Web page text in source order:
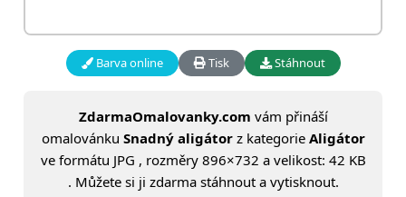
Barva online Tisk Stáhnout
ZdarmaOmalovanky.com vám přináší
omalovánku Snadný aligátorz kategorie Aligátor
ve formátu JPG , rozměry 896×732 a velikost: 42 KB
. Můžete si ji zdarma stáhnout a vytisknout.